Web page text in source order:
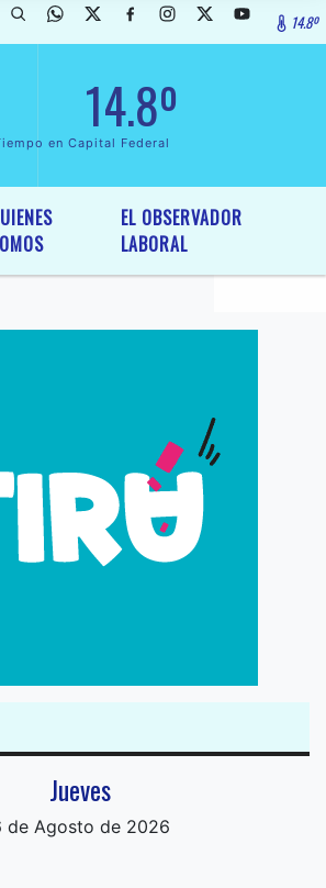
por Ordenanza NÂº 6236/19 del14.8º
14.8º
en Capital Federal
EL OBSERVADOR
LABORAL
Jueves
de Agosto de 2026